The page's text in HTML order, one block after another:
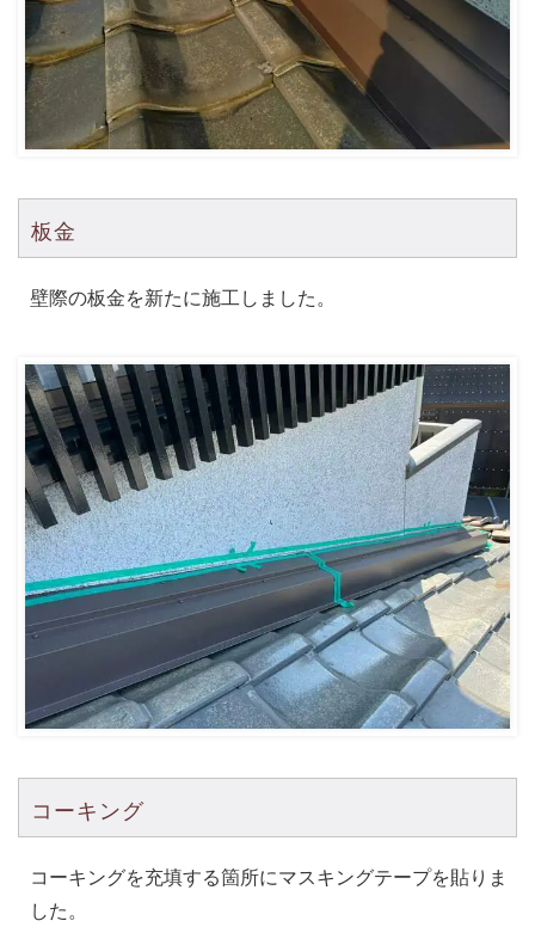
板金
壁際の板金を新たに施工しました。
コーキング
コーキングを充填する箇所にマスキングテープを貼りま
した。